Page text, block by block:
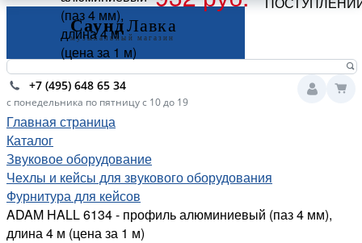
+7 (495) 648 65 34
с понедельника по пятницу с 10 до 19
Главная страница
Каталог
Звуковое оборудование
Чехлы и кейсы для звукового оборудования
Фурнитура для кейсов
ADAM HALL 6134 - профиль алюминиевый (паз 4 мм),
длина 4 м (цена за 1 м)
(паз 4 мм),
длина 4 м
(цена за 1 м)